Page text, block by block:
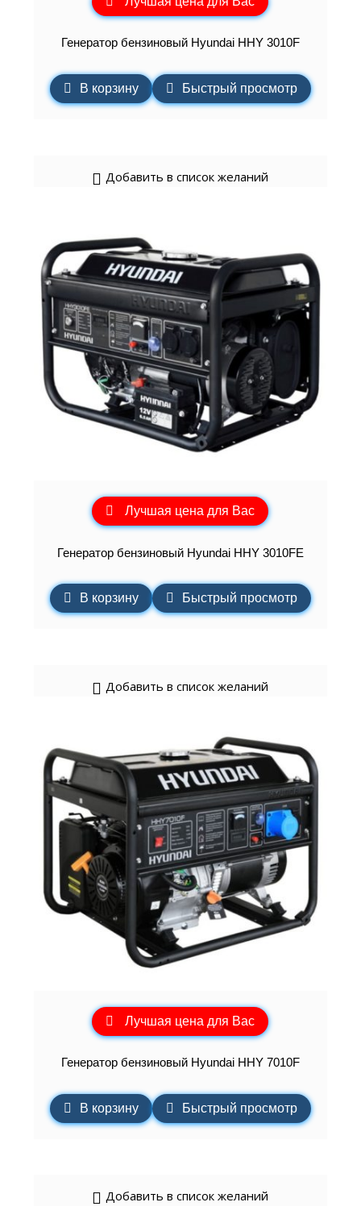
Генератор бензиновый Hyundai HHY 3010F
В корзину Быстрый просмотр
Добавить в список желаний
Лучшая цена для Вас
Генератор бензиновый Hyundai HHY 3010FE
В корзину Быстрый просмотр
Добавить в список желаний
Лучшая цена для Вас
Генератор бензиновый Hyundai HHY 7010F
В корзину Быстрый просмотр
Добавить в список желаний